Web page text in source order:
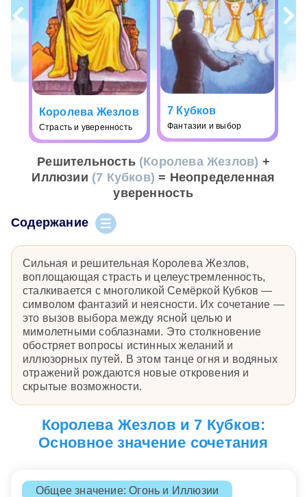
Королева Жезлов
Страсть и уверенность
7 Кубков
Фантазии и выбор
Решительность (Королева Жезлов) +
Иллюзии (7 Кубков) = Неопределенная
уверенность
Содержание
Сильная и решительная Королева Жезлов,
воплощающая страсть и целеустремленность,
сталкивается с многоликой Семёркой Кубков —
символом фантазий и неясности. Их сочетание —
это вызов выбора между ясной целью и
мимолетными соблазнами. Это столкновение
обостряет вопросы истинных желаний и
иллюзорных путей. В этом танце огня и водяных
отражений рождаются новые откровения и
скрытые возможности.
Королева Жезлов и 7 Кубков:
Основное значение сочетания
Общее значение: Огонь и Иллюзии